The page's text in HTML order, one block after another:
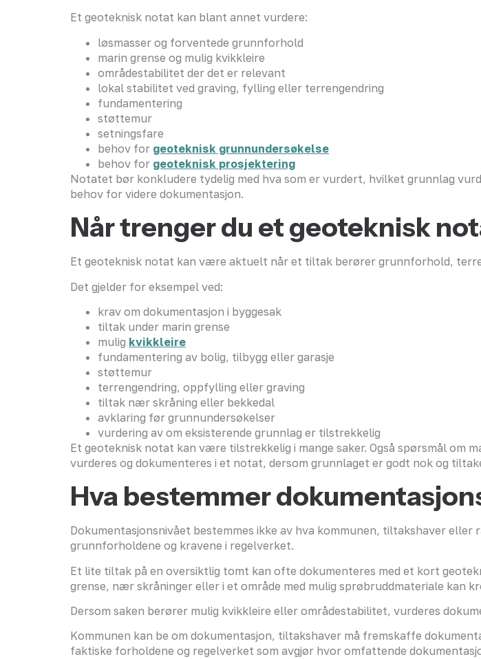
Et geoteknisk notat kan blant annet vurdere:
løsmasser og forventede grunnforhold
marin grense og mulig kvikkleire
områdestabilitet der det er relevant
lokal stabilitet ved graving, fylling eller terrengendring
fundamentering
støttemur
setningsfare
behov for geoteknisk grunnundersøkelse
behov for geoteknisk prosjektering
Notatet bør konkludere tydelig med hva som er vurdert, hvilket grunnlag
behov for videre dokumentasjon.
Når trenger du et geoteknisk
Et geoteknisk notat kan være aktuelt når et tiltak berører grunnforhold,
Det gjelder for eksempel ved:
krav om dokumentasjon i byggesak
tiltak under marin grense
mulig kvikkleire
fundamentering av bolig, tilbygg eller garasje
støttemur
terrengendring, oppfylling eller graving
tiltak nær skråning eller bekkedal
avklaring før grunnundersøkelser
vurdering av om eksisterende grunnlag er tilstrekkelig
Et geoteknisk notat kan være tilstrekkelig i mange saker. Også spørsmål om
vurderes og dokumenteres i et notat, dersom grunnlaget er godt nok og
Hva bestemmer
Dokumentasjonsnivået bestemmes ikke av hva kommunen, tiltakshaver
grunnforholdene og kravene i regelverket.
Et lite tiltak på en oversiktlig tomt kan ofte dokumenteres med et kort
grense, nær skråninger eller i et område med mulig sprøbruddmateriale kan
Dersom saken berører mulig kvikkleire eller områdestabilitet, vurderes
Kommunen kan be om dokumentasjon, tiltakshaver må fremskaffe
faktiske forholdene og regelverket som avgjør hvor omfattende